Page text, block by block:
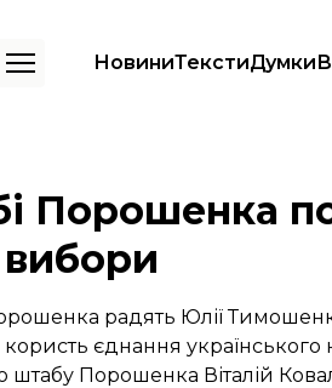
НовиниТекстиДумки
Тимошенко не йти на вибори
Порошенка
радять Юлії
єднання
Порошенка Віталій